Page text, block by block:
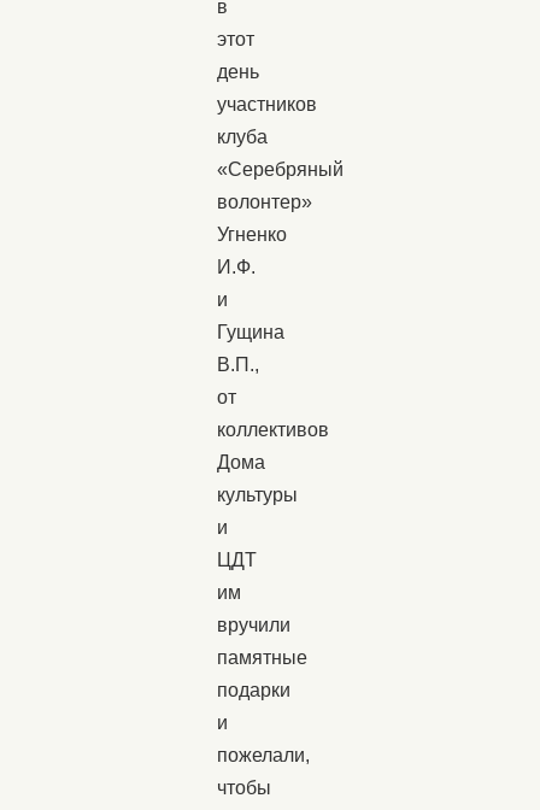
в
этот
день
участников
клуба
«Серебряный
волонтер»
Угненко
И.Ф.
и
Гущина
В.П.,
от
коллективов
Дома
культуры
и
ЦДТ
им
вручили
памятные
подарки
и
пожелали,
чтобы